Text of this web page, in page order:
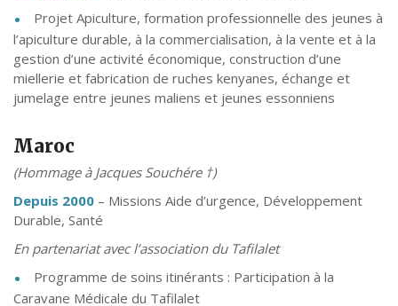
Projet Apiculture, formation professionnelle des jeunes à
l’apiculture durable, à la commercialisation, à la vente et à la
gestion d’une activité économique, construction d’une
miellerie et fabrication de ruches kenyanes, échange et
jumelage entre jeunes maliens et jeunes essonniens
Maroc
(Hommage à Jacques Souchére †)
Depuis 2000 – Missions Aide d’urgence, Développement
Durable, Santé
En partenariat avec l’association du Tafilalet
Programme de soins itinérants : Participation à la
Caravane Médicale du Tafilalet